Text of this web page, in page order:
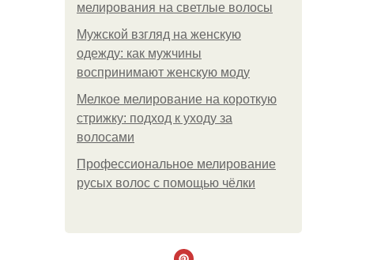
мелирования на светлые волосы
Мужской взгляд на женскую
одежду: как мужчины
воспринимают женскую моду
Мелкое мелирование на короткую
стрижку: подход к уходу за
волосами
Профессиональное мелирование
русых волос с помощью чёлки